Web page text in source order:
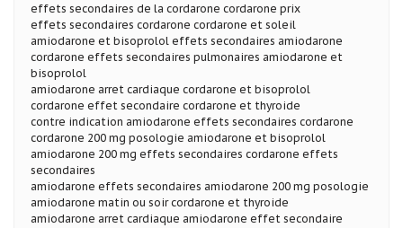
effets secondaires de la cordarone cordarone prix
effets secondaires cordarone cordarone et soleil
amiodarone et bisoprolol effets secondaires amiodarone
cordarone effets secondaires pulmonaires amiodarone et
bisoprolol
amiodarone arret cardiaque cordarone et bisoprolol
cordarone effet secondaire cordarone et thyroide
contre indication amiodarone effets secondaires cordarone
cordarone 200 mg posologie amiodarone et bisoprolol
amiodarone 200 mg effets secondaires cordarone effets
secondaires
amiodarone effets secondaires amiodarone 200 mg posologie
amiodarone matin ou soir cordarone et thyroide
amiodarone arret cardiaque amiodarone effet secondaire